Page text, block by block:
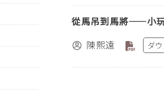
從馬吊到馬將——小
陳熙遠
ダ